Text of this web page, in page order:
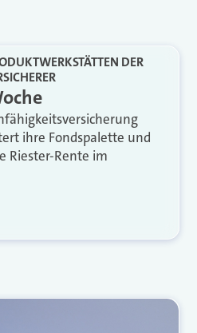
DER
ihre Fondspalette und
Riester-Rente im